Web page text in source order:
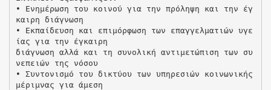
• Ενημέρωση του κοινού για την πρόληψη και την έγ
καιρη διάγνωση
• Εκπαίδευση και επιμόρφωση των επαγγελματιών υγε
ίας για την έγκαιρη
διάγνωση αλλά και τη συνολική αντιμετώπιση των συ
νεπειών της νόσου
• Συντονισμό του δικτύου των υπηρεσιών κοινωνικής
μέριμνας για άμεση